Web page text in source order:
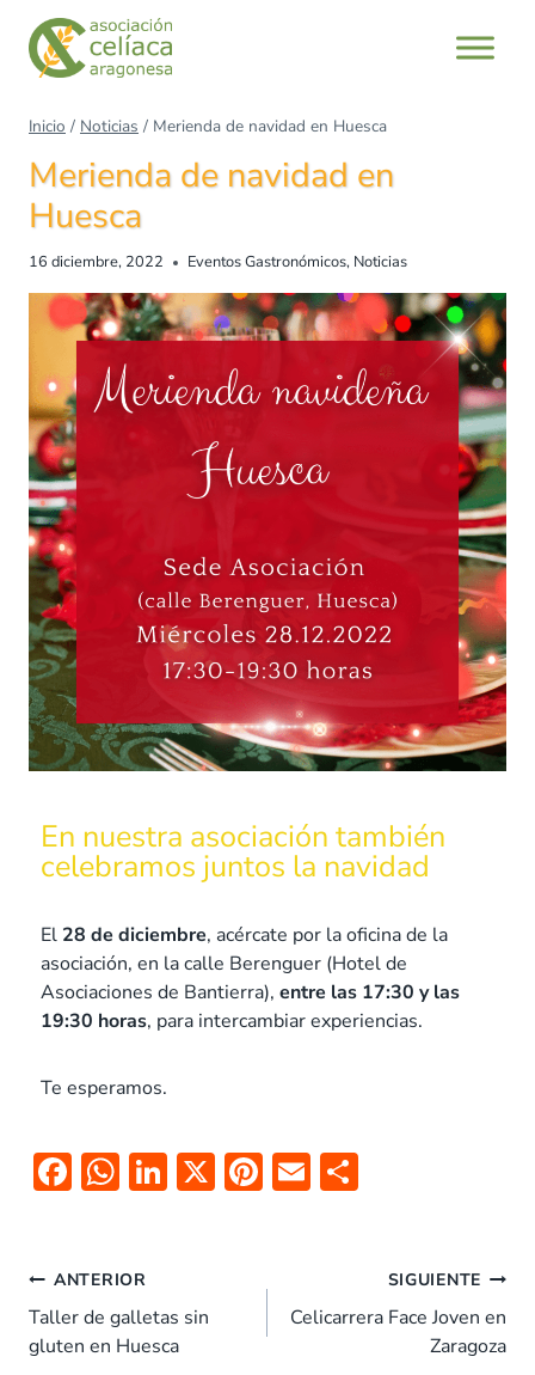
Inicio / Noticias / Merienda de navidad en Huesca
Merienda de navidad en
Huesca
16 diciembre, 2022 Eventos Gastronómicos, Noticias
En nuestra asociación también
celebramos juntos la navidad
El 28 de diciembre, acércate por la oficina de la
asociación, en la calle Berenguer (Hotel de
Asociaciones de Bantierra), entre las 17:30 y las
19:30 horas, para intercambiar experiencias.
Te esperamos.
F
b
o
o
W
s
A
p
Li
dI
n
X Pi
es
t
E
ar
ANTERIOR
Taller de galletas sin
gluten en Huesca
SIGUIENTE
Celicarrera Face Joven en
Zaragoza